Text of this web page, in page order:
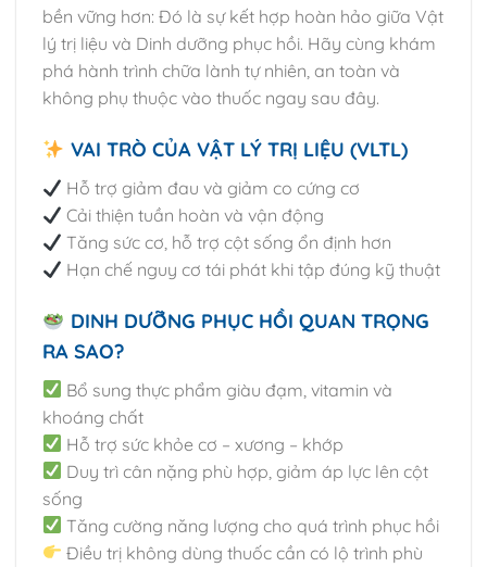
bền vững hơn: Đó là sự kết hợp hoàn hảo giữa Vật
lý trị liệu và Dinh dưỡng phục hồi. Hãy cùng khám
phá hành trình chữa lành tự nhiên, an toàn và
không phụ thuộc vào thuốc ngay sau đây.
VAI TRÒ CỦA VẬT LÝ TRỊ LIỆU (VLTL)
Hỗ trợ giảm đau và giảm co cứng cơ
Cải thiện tuần hoàn và vận động
Tăng sức cơ, hỗ trợ cột sống ổn định hơn
Hạn chế nguy cơ tái phát khi tập đúng kỹ thuật
DINH DƯỠNG PHỤC HỒI QUAN TRỌNG
RA SAO?
Bổ sung thực phẩm giàu đạm, vitamin và
khoáng chất
Hỗ trợ sức khỏe cơ – xương – khớp
Duy trì cân nặng phù hợp, giảm áp lực lên cột
sống
Tăng cường năng lượng cho quá trình phục hồi
Điều trị không dùng thuốc cần có lộ trình phù